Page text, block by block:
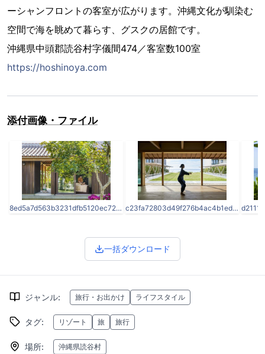
ーシャンフロントの客室が広がります。沖縄文化が馴染む
空間で海を眺めて暮らす、グスクの居館です。
沖縄県中頭郡読谷村字儀間474／客室数100室
https://hoshinoya.com
添付画像・ファイル
8ed5a7d563b3231dfb5120ec72f8b293-1024x683.jpg c23fa72803d49f276b4ac4b1ed562c57-1024x683.jpg
一括ダウンロード
ジャンル: 旅行・お出かけ ライフスタイル
タグ: リゾート 旅 旅行
場所: 沖縄県読谷村